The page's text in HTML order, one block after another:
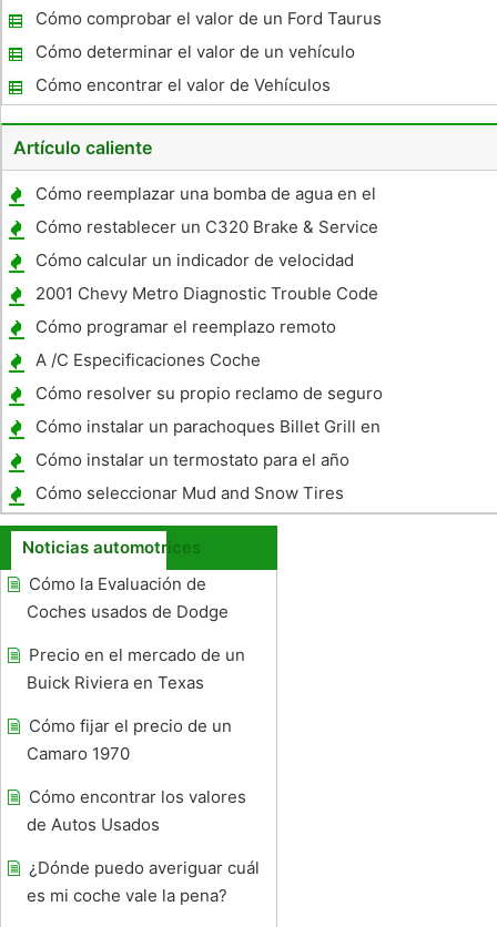
Cómo comprobar el valor de un Ford Taurus
2000
Cómo determinar el valor de un vehículo
Cómo encontrar el valor de Vehículos
Comerciales
Artículo caliente
Cómo reemplazar una bomba de agua en el
4Runner 91
Cómo restablecer un C320 Brake & Service
Mensaje
Cómo calcular un indicador de velocidad
con neumáticos más grandes
2001 Chevy Metro Diagnostic Trouble Code
0705
Cómo programar el reemplazo remoto
791XV
A /C Especificaciones Coche
Cómo resolver su propio reclamo de seguro
Cómo instalar un parachoques Billet Grill en
un Toyota Tundra 2003
Cómo instalar un termostato para el año
1995 un B18C1
Cómo seleccionar Mud and Snow Tires
Noticias automotrices
Cómo la Evaluación de
Coches usados ​​de Dodge
Precio en el mercado de un
Buick Riviera en Texas
Cómo fijar el precio de un
Camaro 1970
Cómo encontrar los valores
de Autos Usados ​​
¿Dónde puedo averiguar cuál
es mi coche vale la pena?